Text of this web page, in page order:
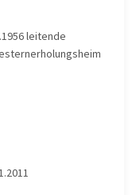
leitende